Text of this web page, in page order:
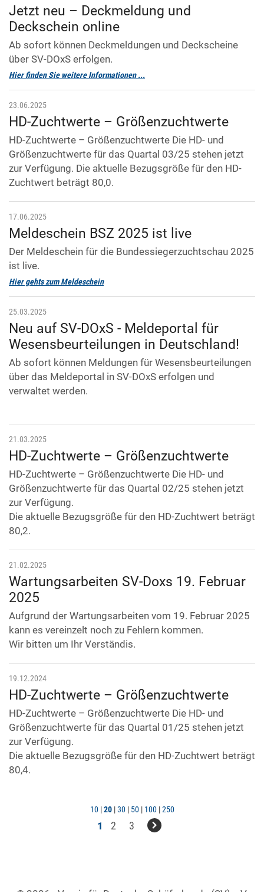
Jetzt neu – Deckmeldung und
Deckschein online
Ab sofort können Deckmeldungen und Deckscheine
über SV-DOxS erfolgen.
Hier finden Sie weitere Informationen ...
23.06.2025
HD-Zuchtwerte – Größenzuchtwerte
HD-Zuchtwerte – Größenzuchtwerte Die HD- und
Größenzuchtwerte für das Quartal 03/25 stehen jetzt
zur Verfügung. Die aktuelle Bezugsgröße für den HD-
Zuchtwert beträgt 80,0.
17.06.2025
Meldeschein BSZ 2025 ist live
Der Meldeschein für die Bundessiegerzuchtschau 2025
ist live.
Hier gehts zum Meldeschein
25.03.2025
Neu auf SV-DOxS - Meldeportal für
Wesensbeurteilungen in Deutschland!
Ab sofort können Meldungen für Wesensbeurteilungen
über das Meldeportal in SV-DOxS erfolgen und
verwaltet werden.
21.03.2025
HD-Zuchtwerte – Größenzuchtwerte
HD-Zuchtwerte – Größenzuchtwerte Die HD- und
Größenzuchtwerte für das Quartal 02/25 stehen jetzt
zur Verfügung.
Die aktuelle Bezugsgröße für den HD-Zuchtwert beträgt
80,2.
21.02.2025
Wartungsarbeiten SV-Doxs 19. Februar
2025
Aufgrund der Wartungsarbeiten vom 19. Februar 2025
kann es vereinzelt noch zu Fehlern kommen.
Wir bitten um Ihr Verständis.
19.12.2024
HD-Zuchtwerte – Größenzuchtwerte
HD-Zuchtwerte – Größenzuchtwerte Die HD- und
Größenzuchtwerte für das Quartal 01/25 stehen jetzt
zur Verfügung.
Die aktuelle Bezugsgröße für den HD-Zuchtwert beträgt
80,4.
10 | 20 | 30 | 50 | 100 | 250
1 2 3